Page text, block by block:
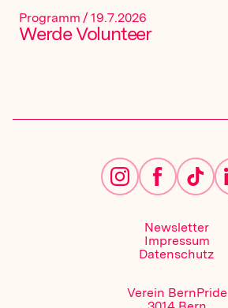
Programm / 19.7.2026
Werde Volunteer
Verein BernPride
Newsletter
Impressum
Datenschutz